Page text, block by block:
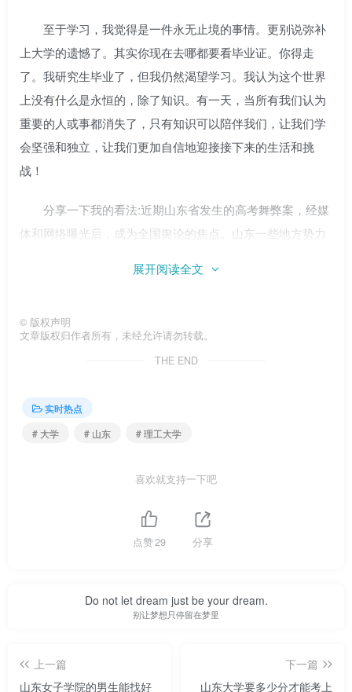
至于学习，我觉得是一件永无止境的事情。更别说弥补
上大学的遗憾了。其实你现在去哪都要看毕业证。你得走
了。我研究生毕业了，但我仍然渴望学习。我认为这个世界
上没有什么是永恒的，除了知识。有一天，当所有我们认为
重要的人或事都消失了，只有知识可以陪伴我们，让我们学
会坚强和独立，让我们更加自信地迎接接下来的生活和挑
战！
分享一下我的看法:近期山东省发生的高考舞弊案，经媒
体和网络曝光后，成为全国舆论的焦点。山东一些地方势力
的成果，让很多人义愤填膺。高考是立国之本，是无数贫困
控制，对于人们的心灵将是巨大的。山东理工大学置换案的
我生活的这个五线小县城，我成了一个抑郁的中年妇女。高
考“落榜”这十五年间，岁月对我的打击太大了。现在只想有
吗？我的直觉告诉我这已经不可能了。我已经过了追求梦想
起，学习我觉得很难学的东西。我做不到。学校生活已经不
适合我这个农村妇女了。四年的学习对于一个有家有孩子的
展开阅读全文
© 版权声明
文章版权归作者所有，未经允许请勿转载。
THE END
实时热点
# 大学
# 山东 # 理工大学
喜欢就支持一下吧
点赞29 分享
Do not let dream just be your dream.
别让梦想只停留在梦里
上一篇
山东女子学院的男生能找好
下一篇
山东大学要多少分才能考上